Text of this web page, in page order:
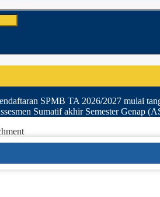
SPMB TA 2026/2027 mulai
Sumatif akhir Semester Genap